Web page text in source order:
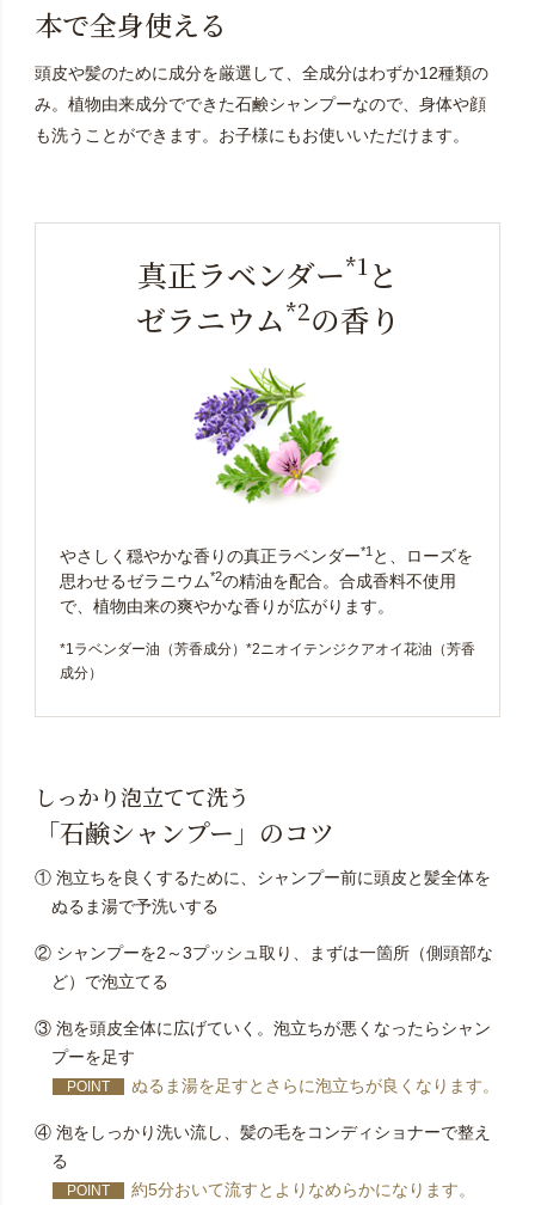
本で全身使える
頭皮や髪のために成分を厳選して、全成分はわずか12種類の
み。植物由来成分でできた石鹸シャンプーなので、身体や顔
も洗うことができます。お子様にもお使いいただけます。
真正ラベンダー*1と
ゼラニウム*2の香り
やさしく穏やかな香りの真正ラベンダー*1と、ローズを
思わせるゼラニウム*2の精油を配合。合成香料不使用
で、植物由来の爽やかな香りが広がります。
*1ラベンダー油（芳香成分）*2ニオイテンジクアオイ花油（芳香
成分）
しっかり泡立てて洗う
「石鹸シャンプー」のコツ
① 泡立ちを良くするために、シャンプー前に頭皮と髪全体を
ぬるま湯で予洗いする
② シャンプーを2～3プッシュ取り、
まずは一箇所（側頭部な
ど）で泡立てる
③ 泡を頭皮全体に広げていく。泡立ちが悪くなったらシャン
プーを足す
POINT ぬるま湯を足すとさらに泡立ちが良くなります。
④ 泡をしっかり洗い流し、髪の毛をコンディショナーで整え
る
POINT 約5分おいて流すとよりなめらかになります。